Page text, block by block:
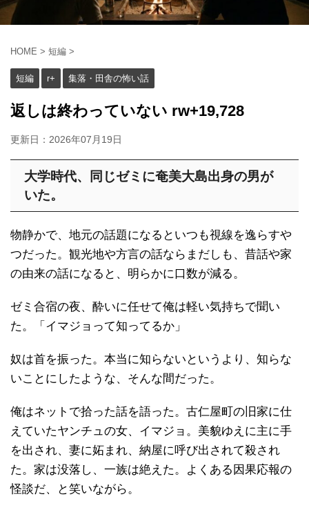
HOME > 短編 >
短編 r+ 集落・田舎の怖い話
返しは終わっていない rw+19,728
更新日： 2026年07月19日
大学時代、同じゼミに奄美大島出身の男が
いた。
物静かで、地元の話題になるといつも視線を逸らすや
つだった。観光地や方言の話ならまだしも、昔話や家
の由来の話になると、明らかに口数が減る。
ゼミ合宿の夜、酔いに任せて俺は軽い気持ちで聞い
た。「イマジョって知ってるか」
奴は首を振った。本当に知らないというより、知らな
いことにしたような、そんな間だった。
俺はネットで拾った話を語った。古仁屋町の旧家に仕
えていたヤンチュの女、イマジョ。美貌ゆえに主に手
を出され、妻に妬まれ、納屋に呼び出されて殺され
た。家は没落し、一族は絶えた。よくある因果応報の
怪談だ、と笑いながら。